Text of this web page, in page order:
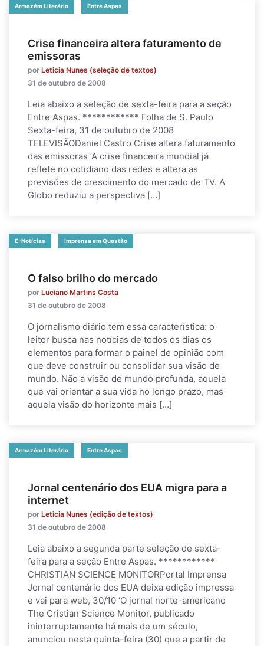
Armazém Literário Entre Aspas
Crise financeira altera faturamento de
emissoras
por Leticia Nunes (seleção de textos)
31 de outubro de 2008
Leia abaixo a seleção de sexta-feira para a seção
Entre Aspas. ************ Folha de S. Paulo
Sexta-feira, 31 de outubro de 2008
TELEVISÃODaniel Castro Crise altera faturamento
das emissoras ‘A crise financeira mundial já
reflete no cotidiano das redes e altera as
previsões de crescimento do mercado de TV. A
Globo reduziu a perspectiva […]
E-Notícias Imprensa em Questão
O falso brilho do mercado
por Luciano Martins Costa
31 de outubro de 2008
O jornalismo diário tem essa característica: o
leitor busca nas notícias de todos os dias os
elementos para formar o painel de opinião com
que deve construir ou consolidar sua visão de
mundo. Não a visão de mundo profunda, aquela
que vai orientar a sua vida no longo prazo, mas
aquela visão do horizonte mais […]
Armazém Literário Entre Aspas
Jornal centenário dos EUA migra para a
internet
por Leticia Nunes (edição de textos)
31 de outubro de 2008
Leia abaixo a segunda parte seleção de sexta-
feira para a seção Entre Aspas. ************
CHRISTIAN SCIENCE MONITORPortal Imprensa
Jornal centenário dos EUA deixa edição impressa
e vai para web, 30/10 ‘O jornal norte-americano
The Cristian Science Monitor, publicado
ininterruptamente há mais de um século,
anunciou nesta quinta-feira (30) que a partir de